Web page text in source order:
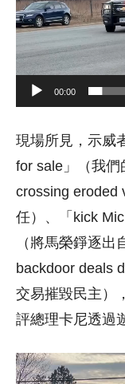
放
器
00:00
現場所見，示威
for sale」（我
crossing eroded
任）、「kick
（將馬榮錚逐
backdoor deals
交易摧毀民主）
評總理卡尼透過
視